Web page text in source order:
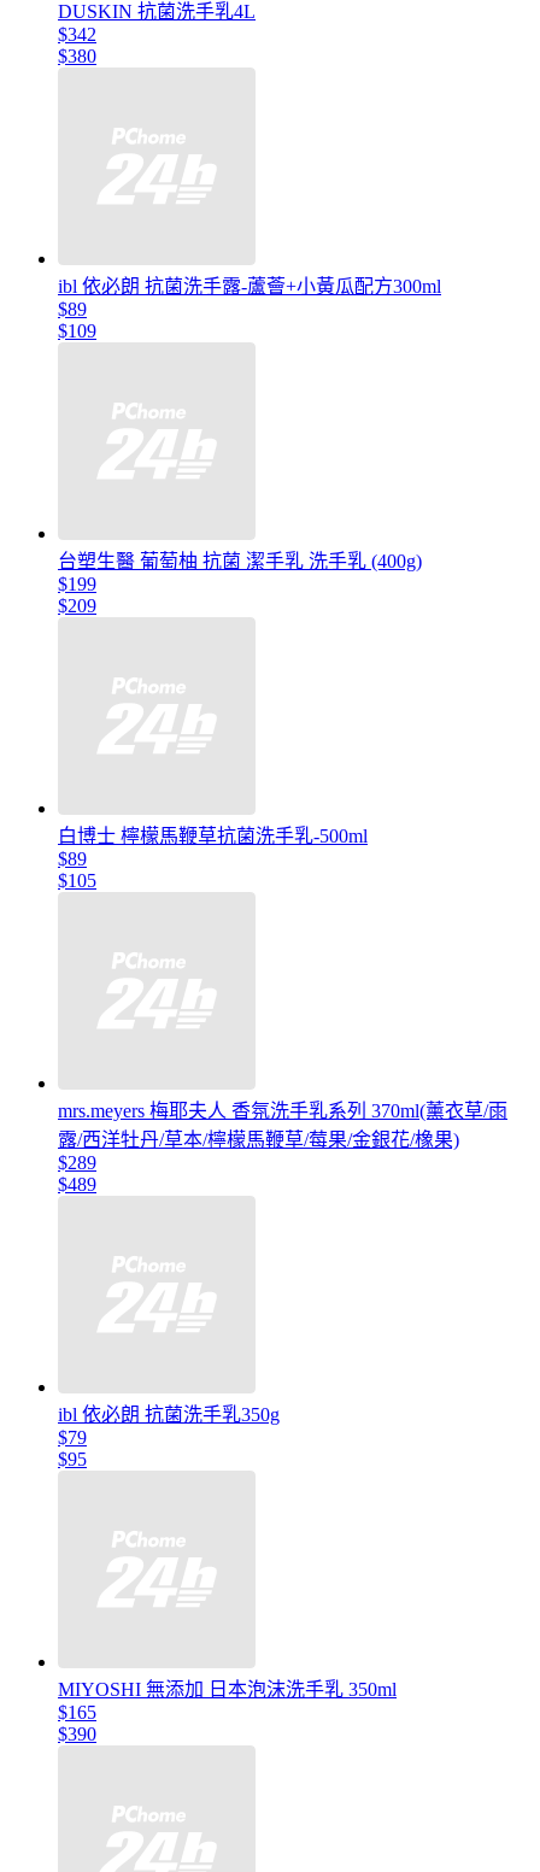
DUSKIN 抗菌洗手乳4L
$342
$380
ibl 依必朗 抗菌洗手露-蘆薈+小黃瓜配方300ml
$89
$109
台塑生醫 葡萄柚 抗菌 潔手乳 洗手乳 (400g)
$199
$209
白博士 檸檬馬鞭草抗菌洗手乳-500ml
$89
$105
mrs.meyers 梅耶夫人 香氛洗手乳系列 370ml(薰衣草/雨
露/西洋牡丹/草本/檸檬馬鞭草/莓果/金銀花/橡果)
$289
$489
ibl 依必朗 抗菌洗手乳350g
$79
$95
MIYOSHI 無添加 日本泡沫洗手乳 350ml
$165
$390